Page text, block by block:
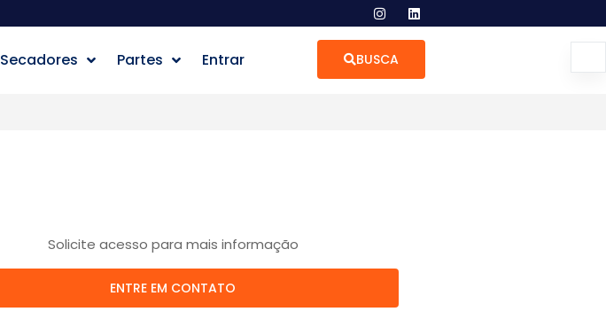
Secadores Partes Entrar BUSCA
Solicite acesso para mais informação
ENTRE EM CONTATO